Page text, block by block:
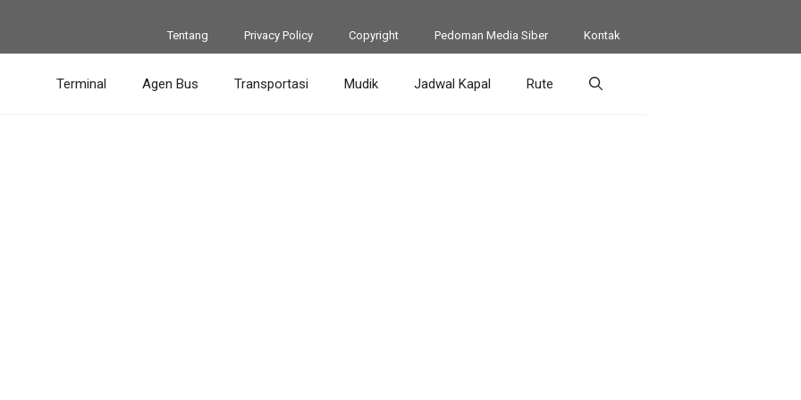
Tentang Privacy Policy Copyright Pedoman Media Siber Kontak
Terminal Agen Bus Transportasi Mudik Jadwal Kapal Rute